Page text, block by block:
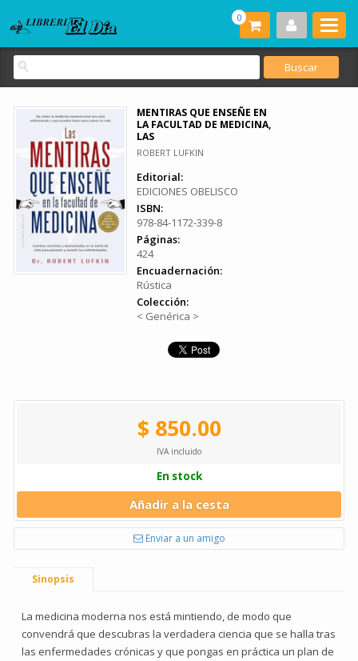
0
MENTIRAS QUE ENSEÑE EN
LA FACULTAD DE MEDICINA,
LAS
ROBERT LUFKIN
Editorial:
EDICIONES OBELISCO
ISBN:
978-84-1172-339-8
Páginas:
424
Encuadernación:
Rústica
Colección:
< Genérica >
$ 850.00
IVA incluido
En stock
Añadir a la cesta
Enviar a un amigo
Sinopsis
La medicina moderna nos está mintiendo, de modo que
convendrá que descubras la verdadera ciencia que se halla tras
las enfermedades crónicas y que pongas en práctica un plan de